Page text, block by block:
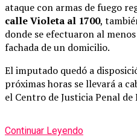
ataque con armas de fuego
calle Violeta al 1700,
donde se efectuaron al
fachada de un domicilio.
El imputado quedó a
próximas horas se llevará a
el Centro de Justicia Penal de
Continuar Leyendo